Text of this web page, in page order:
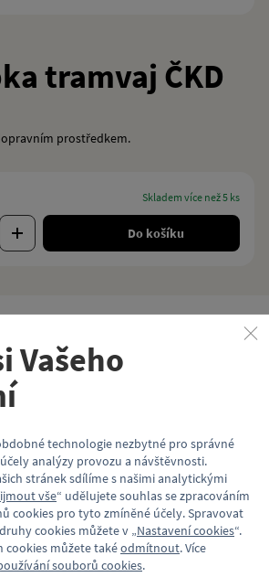
tramvaj ČKD
prostředkem.
skladem více než 5 ks
Do košíku
v celé své kráse na pestrobarevné
vlastenec. Byla totiž vyrobena závodem
typu T3 ale výjimečná? Počtem! Se
a díky tomuto množství bylo
tramvajovou velmocí. Tento rekord byl
knize rekordů! A na to jsme hrdí.
1961 a s roční pauzou v letech 1962-1963
si můžete touto slavnou „té trojkou“
o rozměru 78×80 mm je vyrobena
Vašeho
technologie nezbytné pro správné
analýzy provozu a návštěvnosti.
stránek sdílíme s našimi analytickými
vše“ udělujete souhlas se zpracováním
cookies pro tyto zmíněné účely. Spravovat
cookies můžete v „Nastavení cookies“.
můžete takéodmítnout. Více
souborů cookies.